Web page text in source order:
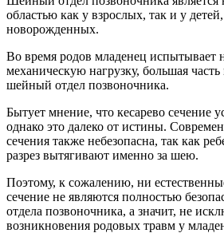
областью как у взрослых, так и у
новорожденных.
Во время родов младенец испытывает
механическую нагрузку, большая
шейный отдел позвоночника.
Бытует мнение, что кесарево сечение
однако это далеко от истины.
сечения также небезопасна, так как
разрез вытягивают именно за шею.
Поэтому, к сожалению, ни
сечение не являются полностью
отдела позвоночника, а значит, не
возникновения родовых травм у